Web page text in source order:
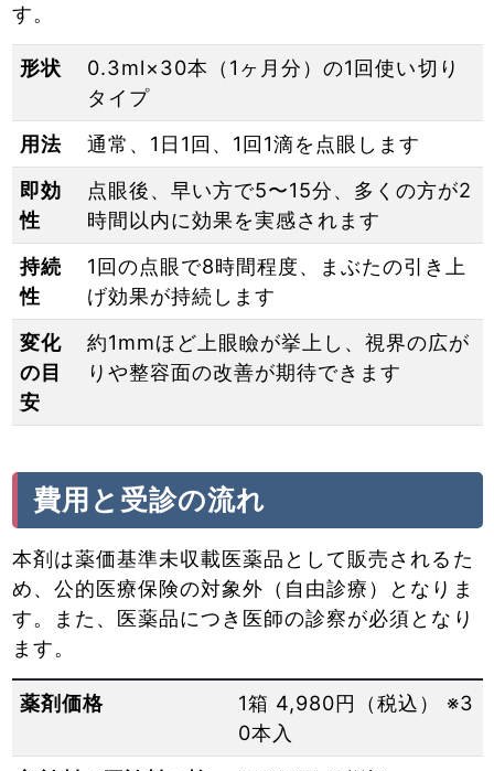
す。
形状
0.3ml×30本（1ヶ月分）の1回使い切り
タイプ
用法
通常、1日1回、1回1滴を点眼します
即効
性
点眼後、早い方で5〜15分、多くの方が2
時間以内に効果を実感されます
持続
性
1回の点眼で8時間程度、まぶたの引き上
げ効果が持続します
変化
の目
安
約1mmほど上眼瞼が挙上し、視界の広が
りや整容面の改善が期待できます
費用と受診の流れ
本剤は薬価基準未収載医薬品として販売されるた
め、公的医療保険の対象外（自由診療）となりま
す。また、医薬品につき医師の診察が必須となり
ます。
薬剤価格
1箱 4,980円（税込） ※3
0本入